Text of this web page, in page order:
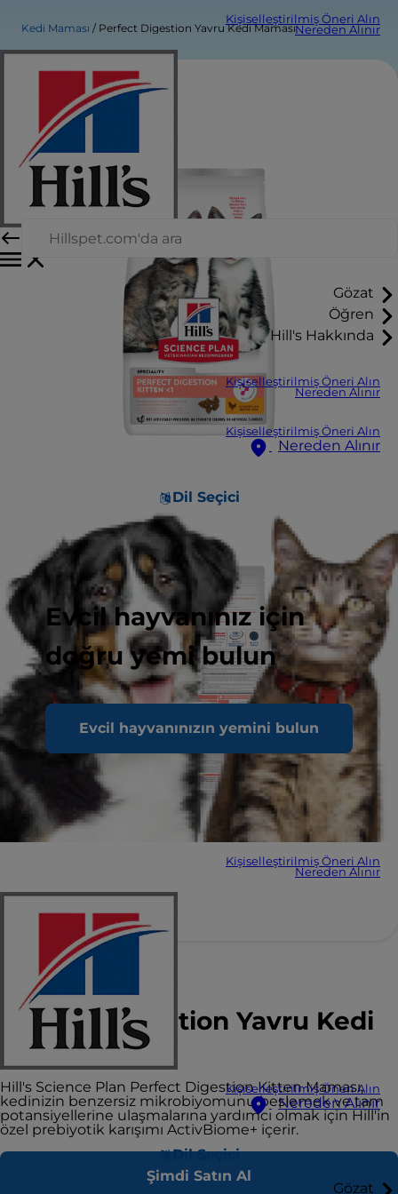
Kişiselleştirilmiş Öneri Alın
Nereden Alınır
Gözat
Öğren
Hill's Hakkında
Kişiselleştirilmiş Öneri Alın
Nereden Alınır
Kişiselleştirilmiş Öneri Alın
Nereden Alınır
Dil Seçici
Evcil hayvanınız için
doğru yemi bulun
Evcil hayvanınızın yemini bulun
Kişiselleştirilmiş Öneri Alın
Nereden Alınır
Kişiselleştirilmiş Öneri Alın
Nereden Alınır
Dil Seçici
Gözat
Kedi Maması Perfect Digestion Yavru Kedi Maması
Hill's SCIENCE PLAN
Perfect Digestion Yavru Kedi
Maması
Hill's Science Plan Perfect Digestion Kitten Maması,
kedinizin benzersiz mikrobiyomunu beslemek ve tam
potansiyellerine ulaşmalarına yardımcı olmak için Hill'in
özel prebiyotik karışımı ActivBiome+ içerir.
Şimdi Satın Al